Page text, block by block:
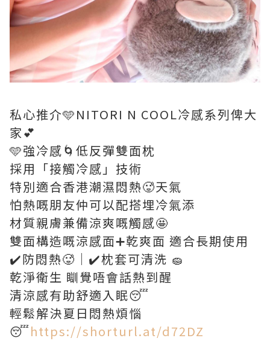
私心推介🩵NITORI N COOL冷感系列俾大
家💕
🩵強冷感🌀低反彈雙面枕
採用「接觸冷感」技術
特別適合香港潮濕悶熱🥵天氣
怕熱嘅朋友仲可以配搭埋冷氣添
材質親膚兼備涼爽嘅觸感🤩
雙面構造嘅涼感面➕乾爽面 適合長期使用
✔️防悶熱🥵｜✔️枕套可清洗 🧽
乾淨衛生 瞓覺唔會話熱到醒
清涼感有助舒適入眠😴
輕鬆解決夏日悶熱煩惱
😴https://shorturl.at/d72DZ